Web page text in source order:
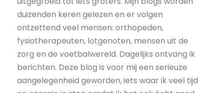
duizenden keren gelezen en er volgen
ontzettend veel mensen: orthopeden,
fysiotherapeuten, lotgenoten, mensen uit de
zorg en de voetbalwereld. Dagelijks ontvang ik
berichten. Deze blog is voor mij een serieuze
aangelegenheid geworden, iets waar ik veel tijd